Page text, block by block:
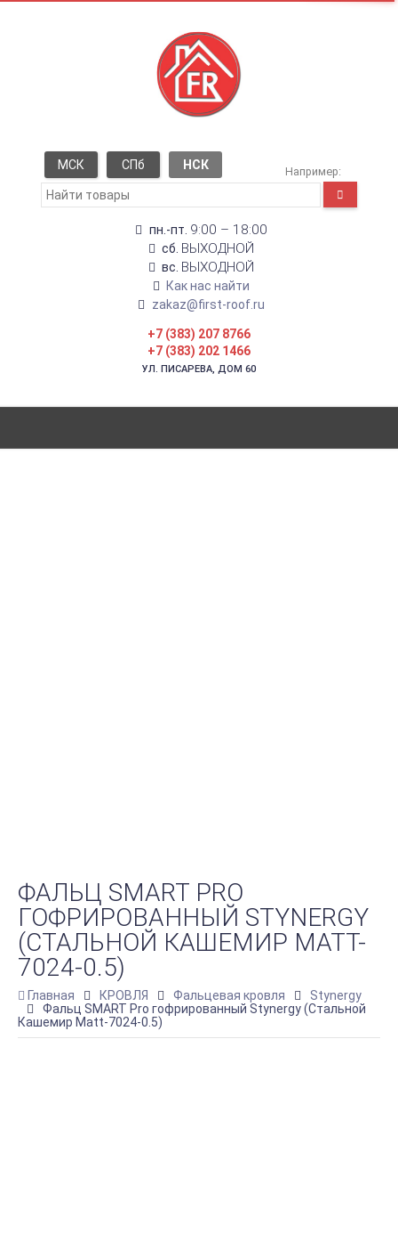
МСК СПб НСК Например:
пн.-пт. 9:00 – 18:00
сб. ВЫХОДНОЙ
вс. ВЫХОДНОЙ
Как нас найти
zakaz@first-roof.ru
+7 (383) 207 8766
+7 (383) 202 1466
УЛ. ПИСАРЕВА, ДОМ 60
ФАЛЬЦ SMART PRO
ГОФРИРОВАННЫЙ STYNERGY
(СТАЛЬНОЙ КАШЕМИР MATT-
7024-0.5)
Главная КРОВЛЯ Фальцевая кровля
Stynergy
Фальц SMART Pro гофрированный Stynergy (Стальной
Кашемир Matt-7024-0.5)